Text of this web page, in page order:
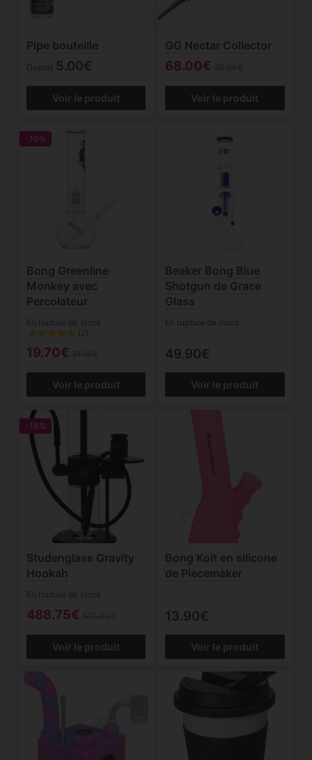
Pipe bouteille
Depuis 5.00€
Voir le produit
GG Nectar Collector
68.00€
Voir le produit
-10%
Bong Greenline
Monkey avec
Percolateur
En rupture de stock
(2)
19.70€
Voir le produit
Beaker Bong Blue
Shotgun de Grace
Glass
En rupture de stock
49.90€
Voir le produit
-15%
Studenglass Gravity
Hookah
En rupture de stock
488.75€
Voir le produit
Bong Kolt en silicone
de Piecemaker
13.90€
Voir le produit